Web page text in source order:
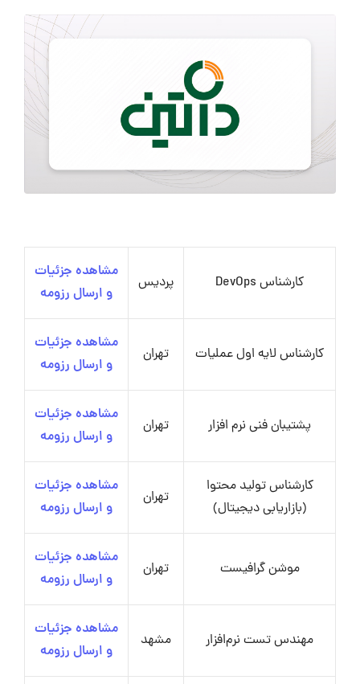
کارشناس DevOps پردیس
مشاهده جزئیات
و ارسال رزومه
کارشناس لایه اول عملیات تهران
مشاهده جزئیات
و ارسال رزومه
پشتیبان فنی نرم افزار تهران
مشاهده جزئیات
و ارسال رزومه
کارشناس تولید محتوا
(بازاریابی دیجیتال)
تهران
مشاهده جزئیات
و ارسال رزومه
موشن گرافیست تهران
مشاهده جزئیات
و ارسال رزومه
مهندس تست نرم‌افزار مشهد
مشاهده جزئیات
و ارسال رزومه